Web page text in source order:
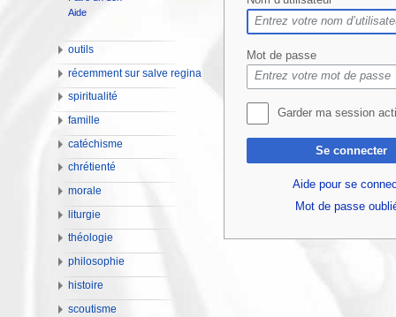
Mot de passe
Garder ma session
Se connecter
Aide pour se
Mot de passe
Aide
outils
récemment sur salve regina
spiritualité
famille
catéchisme
chrétienté
morale
liturgie
théologie
philosophie
histoire
scoutisme